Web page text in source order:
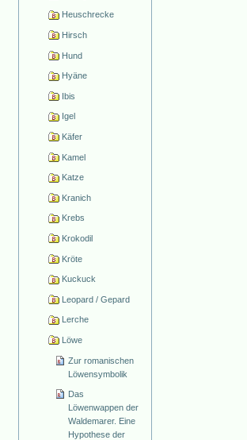
Heuschrecke
Hirsch
Hund
Hyäne
Ibis
Igel
Käfer
Kamel
Katze
Kranich
Krebs
Krokodil
Kröte
Kuckuck
Leopard / Gepard
Lerche
Löwe
Zur romanischen
Löwensymbolik
Das
Löwenwappen der
Waldemarer. Eine
Hypothese der